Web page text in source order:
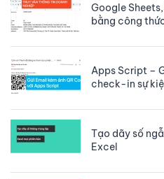
Google
bằng công
Apps Script –
check-in sự
Tạo dãy số
Excel